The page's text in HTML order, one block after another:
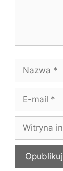
mail
internetowa